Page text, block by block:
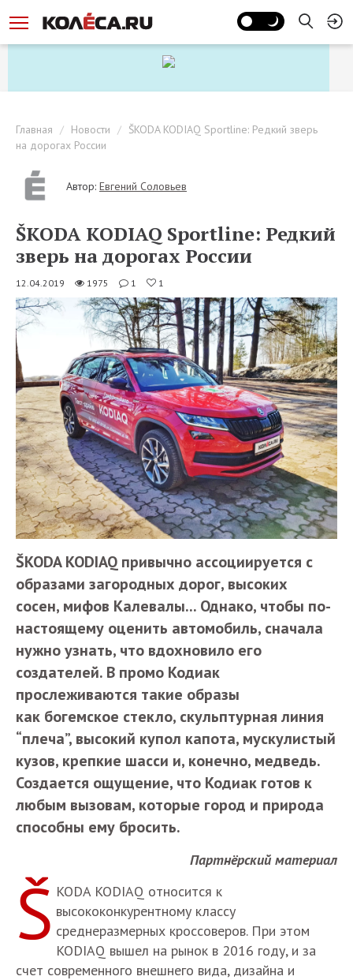
Главная Новости
ŠKODA KODIAQ Sportline: Редкий зверь
на дорогах России
Автор: Евгений Соловьев
ŠKODA KODIAQ Sportline: Редкий
зверь на дорогах России
12.04.2019 1975 1 1
ŠKODA KODIAQ привычно ассоциируется с
образами загородных дорог, высоких
сосен, мифов Калевалы... Однако, чтобы по-
настоящему оценить автомобиль, сначала
нужно узнать, что вдохновило его
создателей. В промо Кодиак
прослеживаются такие образы
как богемское стекло, скульптурная линия
“плеча”, высокий купол капота, мускулистый
кузов, крепкие шасси и, конечно, медведь.
Создается ощущение, что Кодиак готов к
любым вызовам, которые город и природа
способны ему бросить.
Партнёрский материал
Š KODA KODIAQ относится к
высококонкурентному классу
среднеразмерных кроссоверов. При этом
KODIAQ вышел на рынок в 2016 году, и за
счет современного внешнего вида, дизайна и